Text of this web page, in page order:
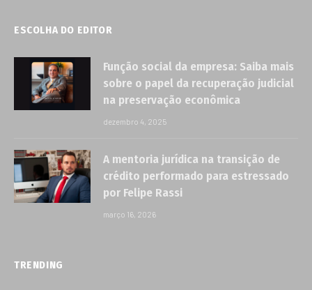
ESCOLHA DO EDITOR
Função social da empresa: Saiba mais
sobre o papel da recuperação judicial
na preservação econômica
dezembro 4, 2025
A mentoria jurídica na transição de
crédito performado para estressado
por Felipe Rassi
março 16, 2026
TRENDING